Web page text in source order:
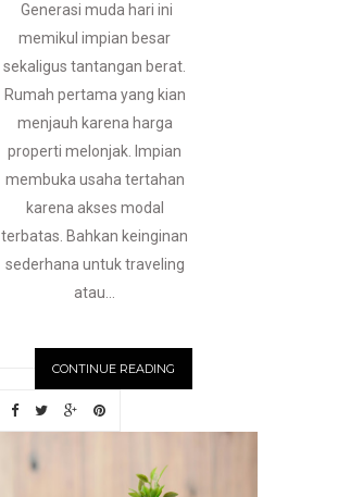
Generasi muda hari ini
memikul impian besar
sekaligus tantangan berat.
Rumah pertama yang kian
menjauh karena harga
properti melonjak. Impian
membuka usaha tertahan
karena akses modal
terbatas. Bahkan keinginan
sederhana untuk traveling
atau...
CONTINUE READING